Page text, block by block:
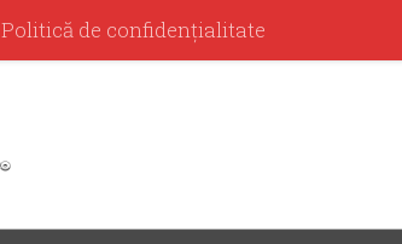
Politică de confidenţialitate